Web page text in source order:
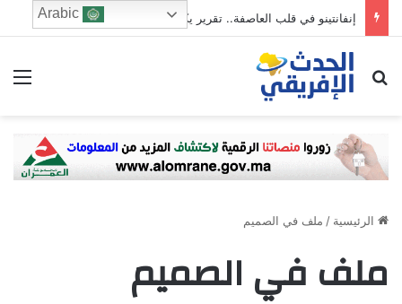
إنفانتينو في قلب العاصفة.. تقرير يكشف عرضًا للمغرب لاستضافة نهائي مونديال 2030 مقابل دعمه
ابحث عن
الرئيسية / ملف في الصميم
ملف في الصميم
Arabic